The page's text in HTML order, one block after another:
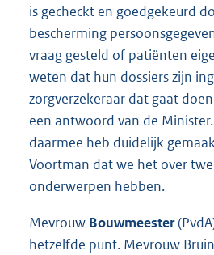
is gecheckt en goedgekeurd
bescherming
vraag gesteld of patiënten
weten dat hun dossiers zijn
zorgverzekeraar dat gaat
een antwoord van de
daarmee heb duidelijk
Voortman dat we het over
onderwerpen hebben.
Mevrouw Bouwmeester
hetzelfde punt. Mevrouw